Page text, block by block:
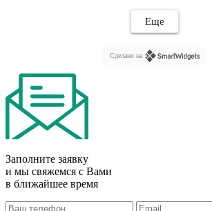
Еще
Сделано на
Заполните заявку
и мы свяжемся с Вами
в ближайшее время